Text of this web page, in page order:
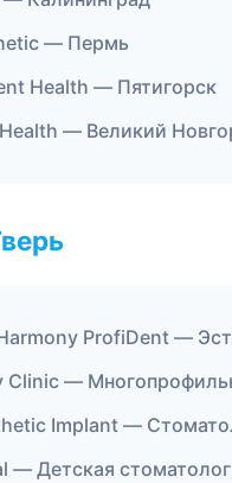
— Пермь
Health — Пятигорск
— Великий
ProfiDent —
Clinic —
Implant —
— Детская